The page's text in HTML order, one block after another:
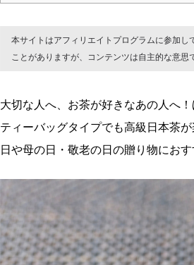
本サイトはアフィリエイトプログラムに参加
ことがありますが、コンテンツは自主的な意思
大切な人へ、お茶が好きなあの人へ
ティーバッグタイプでも高級日本茶
日や母の日・敬老の日の贈り物におす